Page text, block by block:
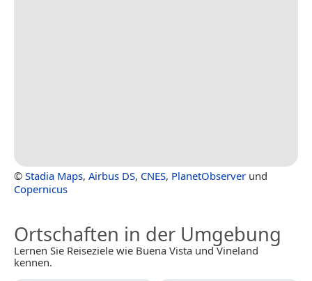
© Stadia Maps, Airbus DS, CNES, PlanetObserver und
Copernicus
Ortschaften in der Umgebung
Lernen Sie Reiseziele wie Buena Vista und Vineland
kennen.